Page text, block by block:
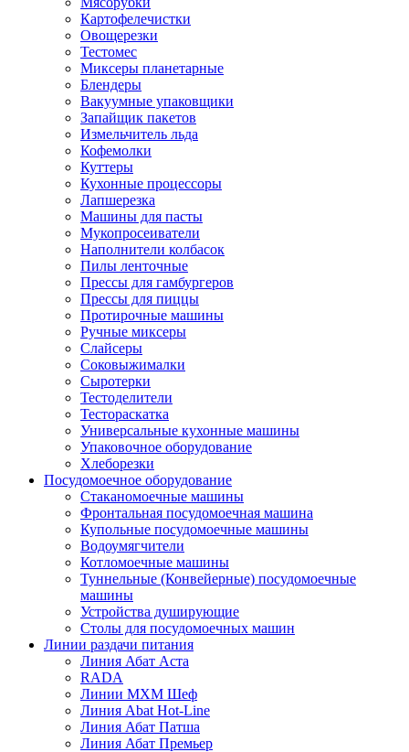
Картофелечистки
Овощерезки
Тестомес
Миксеры планетарные
Блендеры
Вакуумные упаковщики
Запайщик пакетов
Измельчитель льда
Кофемолки
Куттеры
Кухонные процессоры
Лапшерезка
Машины для пасты
Мукопросеиватели
Наполнители колбасок
Пилы ленточные
Прессы для гамбургеров
Прессы для пиццы
Протирочные машины
Ручные миксеры
Слайсеры
Соковыжималки
Сыротерки
Тестоделители
Тестораскатка
Универсальные кухонные машины
Упаковочное оборудование
Хлеборезки
Посудомоечное оборудование
Стаканомоечные машины
Фронтальная посудомоечная машина
Купольные посудомоечные машины
Водоумягчители
Котломоечные машины
Туннельные (Конвейерные) посудомоечные
машины
Устройства душирующие
Столы для посудомоечных машин
Линии раздачи питания
Линия Абат Аста
RADA
Линии МХМ Шеф
Линия Abat Hot-Line
Линия Абат Патша
Линия Абат Премьер